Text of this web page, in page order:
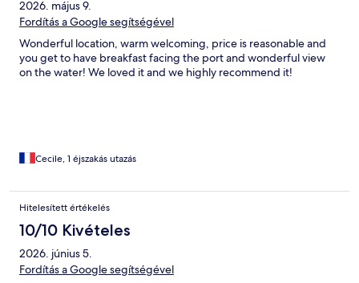
2026. május 9.
Fordítás a Google segítségével
Wonderful location, warm welcoming, price is reasonable and
you get to have breakfast facing the port and wonderful view
on the water! We loved it and we highly recommend it!
Cecile, 1 éjszakás utazás
Hitelesített értékelés
10/10 Kivételes
2026. június 5.
Fordítás a Google segítségével